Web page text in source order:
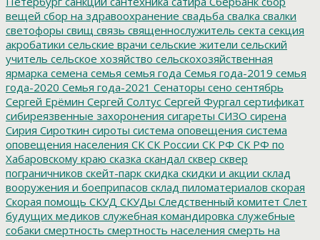
вещей сбор на здравоохранение свадьба свалка свалки
светофоры свищ связь священнослужитель секта секция
акробатики сельские врачи сельские жители сельский
учитель сельское хозяйство сельскохозяйственная
ярмарка семена семья семья года Семья года-2019 семья
года-2020 Семья года-2021 Сенаторы сено сентябрь
Сергей Ерёмин Сергей Солтус Сергей Фургал сертификат
сибиреязвенные захоронения сигареты СИЗО сирена
Сирия Сироткин сироты система оповещения система
оповещения населения СК СК России СК РФ СК РФ по
Хабаровскому краю сказка скандал сквер сквер
пограничников скейт-парк скидка скидки и акции склад
вооружения и боеприпасов склад пиломатериалов скорая
Скорая помощь СКУД СКУДы Следственный комитет Слет
будущих медиков служебная командировка служебные
собаки смертность смертность населения смерть на